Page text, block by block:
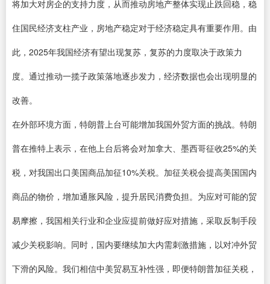
将加大对房企的支持力度，从而推动房地产整体实现止跌回稳，稳
住国民经济支柱产业，房地产稳定对于经济稳定具有重要作用。由
此，2025年我国经济有望出现复苏，复苏的力度取决于政策力
度。通过推动一揽子政策落地逐步发力，经济数据也会出现明显的
改善。
在外部环境方面，特朗普上台可能增加我国外贸方面的挑战。特朗
普在推特上表示，在他上台后将会对加拿大、墨西哥征收25%的关
税，对我国出口美国商品加征10%关税。加征关税会提高美国国内
商品的物价，增加通胀风险，提升居民消费负担。为应对可能的贸
易摩擦，我国相关行业和企业应提前做好应对措施，采取反制手段
减少关税影响。同时，国内要继续加大内需刺激措施，以对冲外贸
下滑的风险。我们相信中美贸易互补性强，即便特朗普加征关税，